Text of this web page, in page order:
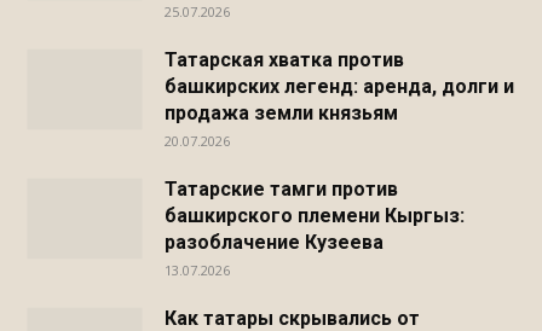
25.07.2026
Татарская хватка против
башкирских легенд: аренда, долги и
продажа земли князьям
20.07.2026
Татарские тамги против
башкирского племени Кыргыз:
разоблачение Кузеева
13.07.2026
Как татары скрывались от